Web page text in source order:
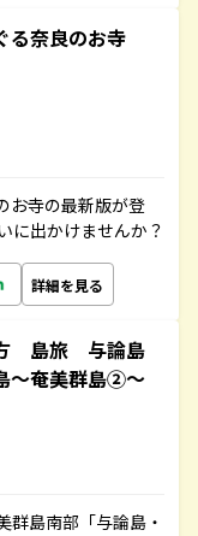
奈良のお寺
お寺の最新版が登
に出かけませんか？
詳細を見る
島旅 与論島
～奄美群島②～
島南部「与論島・